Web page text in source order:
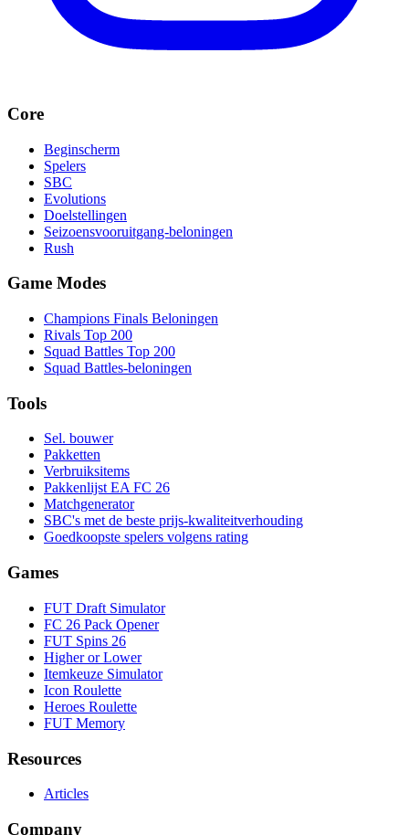
Core
Beginscherm
Spelers
SBC
Evolutions
Doelstellingen
Seizoensvooruitgang-beloningen
Rush
Game Modes
Champions Finals Beloningen
Rivals Top 200
Squad Battles Top 200
Squad Battles-beloningen
Tools
Sel. bouwer
Pakketten
Verbruiksitems
Pakkenlijst EA FC 26
Matchgenerator
SBC's met de beste prijs-kwaliteitverhouding
Goedkoopste spelers volgens rating
Games
FUT Draft Simulator
FC 26 Pack Opener
FUT Spins 26
Higher or Lower
Itemkeuze Simulator
Icon Roulette
Heroes Roulette
FUT Memory
Resources
Articles
Company